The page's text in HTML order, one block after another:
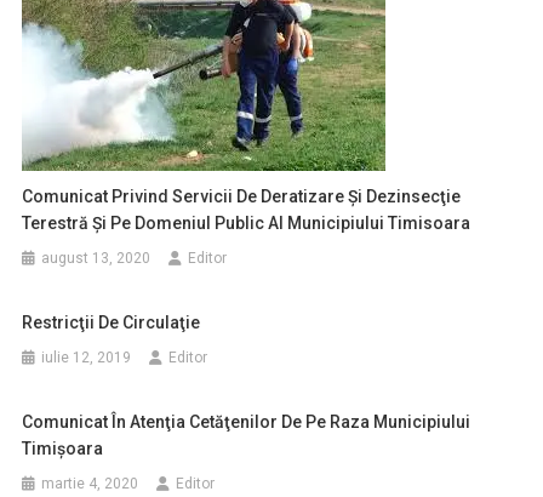
Comunicat Privind Servicii De Deratizare Şi Dezinsecţie
Terestră Şi Pe Domeniul Public Al Municipiului Timisoara
august 13, 2020 Editor
Restricţii De Circulaţie
iulie 12, 2019 Editor
Comunicat În Atenţia Cetăţenilor De Pe Raza Municipiului
Timişoara
martie 4, 2020 Editor